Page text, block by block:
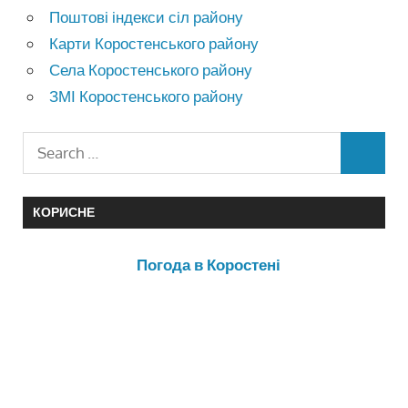
Поштові індекси сіл району
Карти Коростенського району
Села Коростенського району
ЗМІ Коростенського району
КОРИСНЕ
Погода в Коростені